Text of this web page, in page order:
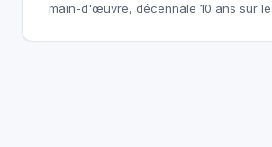
main-d'œuvre, décennale 10 ans sur